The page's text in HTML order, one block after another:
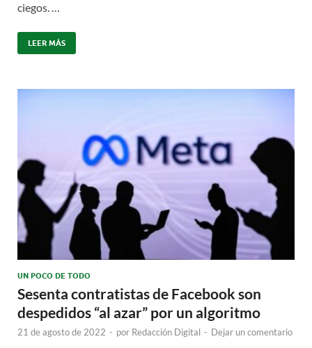
ciegos. …
LEER MÁS
UN POCO DE TODO
Sesenta contratistas de Facebook son
despedidos “al azar” por un algoritmo
21 de agosto de 2022 - por Redacción Digital - Dejar un comentario